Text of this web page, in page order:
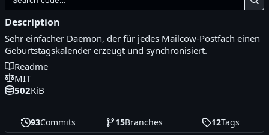
93Commits 15Branches 12Tags
Description
Sehr einfacher Daemon, der für jedes Mailcow-Postfach einen
Geburtstagskalender erzeugt und synchronisiert.
Readme
MIT
502KiB